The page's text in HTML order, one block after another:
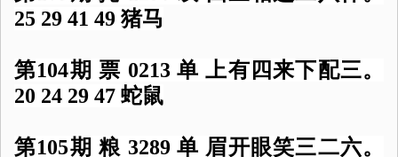
25 29 41 49 猪马
第104期 票 0213 单 上有四来下配三。
20 24 29 47 蛇鼠
第105期 粮 3289 单 眉开眼笑三二六。